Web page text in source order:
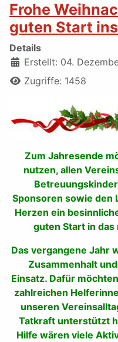
Frohe
guten Start
Details
Erstellt: 04.
Zugriffe: 1458
Zum Jahresende
nutzen, allen
Sponsoren sowie den
Herzen ein
guten Start in
Das vergangene Jahr
Zusammenhalt
Einsatz. Dafür
zahlreichen
unseren
Tatkraft unterstützt
Hilfe wären viele